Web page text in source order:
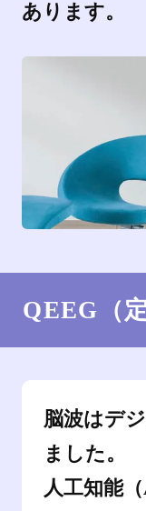
あります。
QEEG（
脳波はデ
ました。
人工知能